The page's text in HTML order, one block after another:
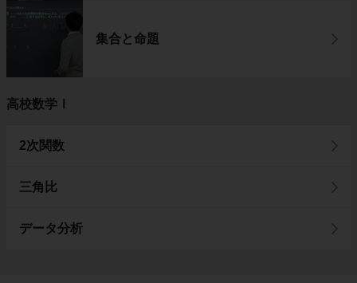
集合と命題
高校数学Ⅰ
2次関数
三角比
データ分析